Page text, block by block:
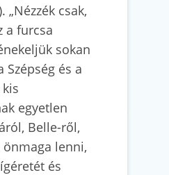
„Nézzék csak,
a furcsa
sokan
Szépség és a
egyetlen
Belle-ről,
lenni,
és